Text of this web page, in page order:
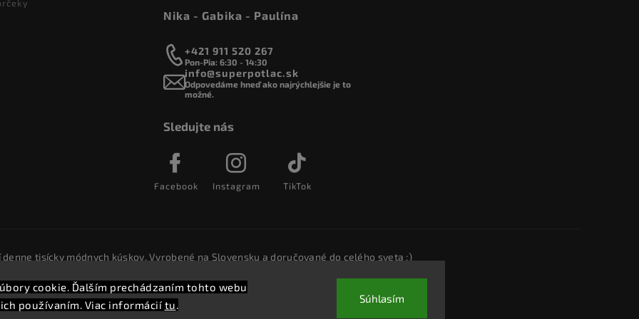
cookie. Ďalším prechádzaním tohto webu
používaním. Viac informácií tu. Súhlasím
Nika - Gabika - Paulína
+421 911 520 267
Pon-Pia: 6:30 - 14:30
info@superpotlac.sk
Odpovedáme hneď ako najrýchlejšie je to
možné.
Sledujte nás
Facebook Instagram TikTok
tisícky módnych kúskov. Vyrobené na Slovensku a doručované do celého sveta :)
Copyright 2026SuperPotlač.sk. Všetky práva vyhradené.
Vytvořil ShoptetShoptak.cz.